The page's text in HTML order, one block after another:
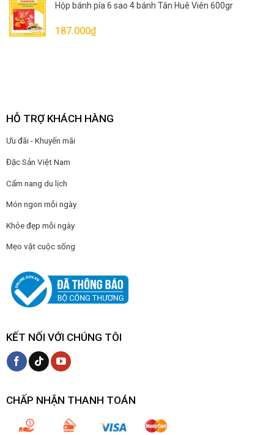
Hộp bánh pía 6 sao 4 bánh Tân Huê Viên 600gr
187.000₫
HỖ TRỢ KHÁCH HÀNG
Ưu đãi - Khuyến mãi
Đặc Sản Việt Nam
Cẩm nang du lịch
Món ngon mỗi ngày
Khỏe đẹp mỗi ngày
Mẹo vặt cuộc sống
KẾT NỐI VỚI CHÚNG TÔI
CHẤP NHẬN THANH TOÁN